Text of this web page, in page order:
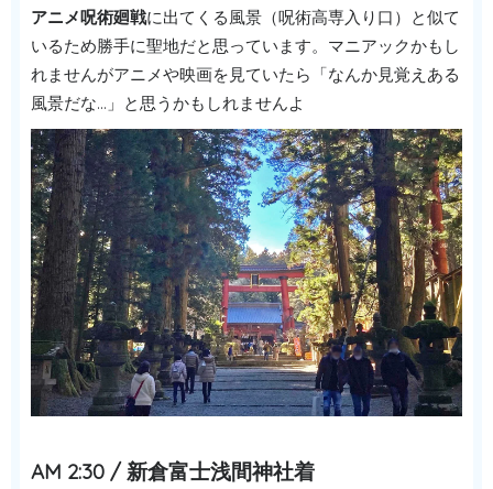
アニメ呪術廻戦に出てくる風景（呪術高専入り口）と似て
いるため勝手に聖地だと思っています。マニアックかもし
れませんがアニメや映画を見ていたら「なんか見覚えある
風景だな…」と思うかもしれませんよ
AM 2:30 / 新倉富士浅間神社着